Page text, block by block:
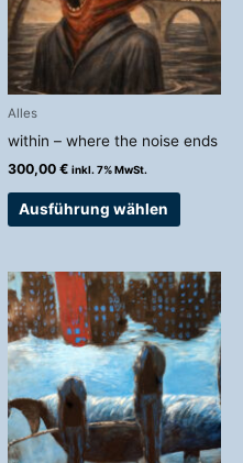
Alles
within – where the noise ends
300,00 € inkl. 7% MwSt.
Ausführung wählen
auf.
Die
Optionen
können
der
Preisspanne:
90,00 €
bis
449,00 €
Dieses
Produkt
weist
mehrere
auf.
Die
Optionen